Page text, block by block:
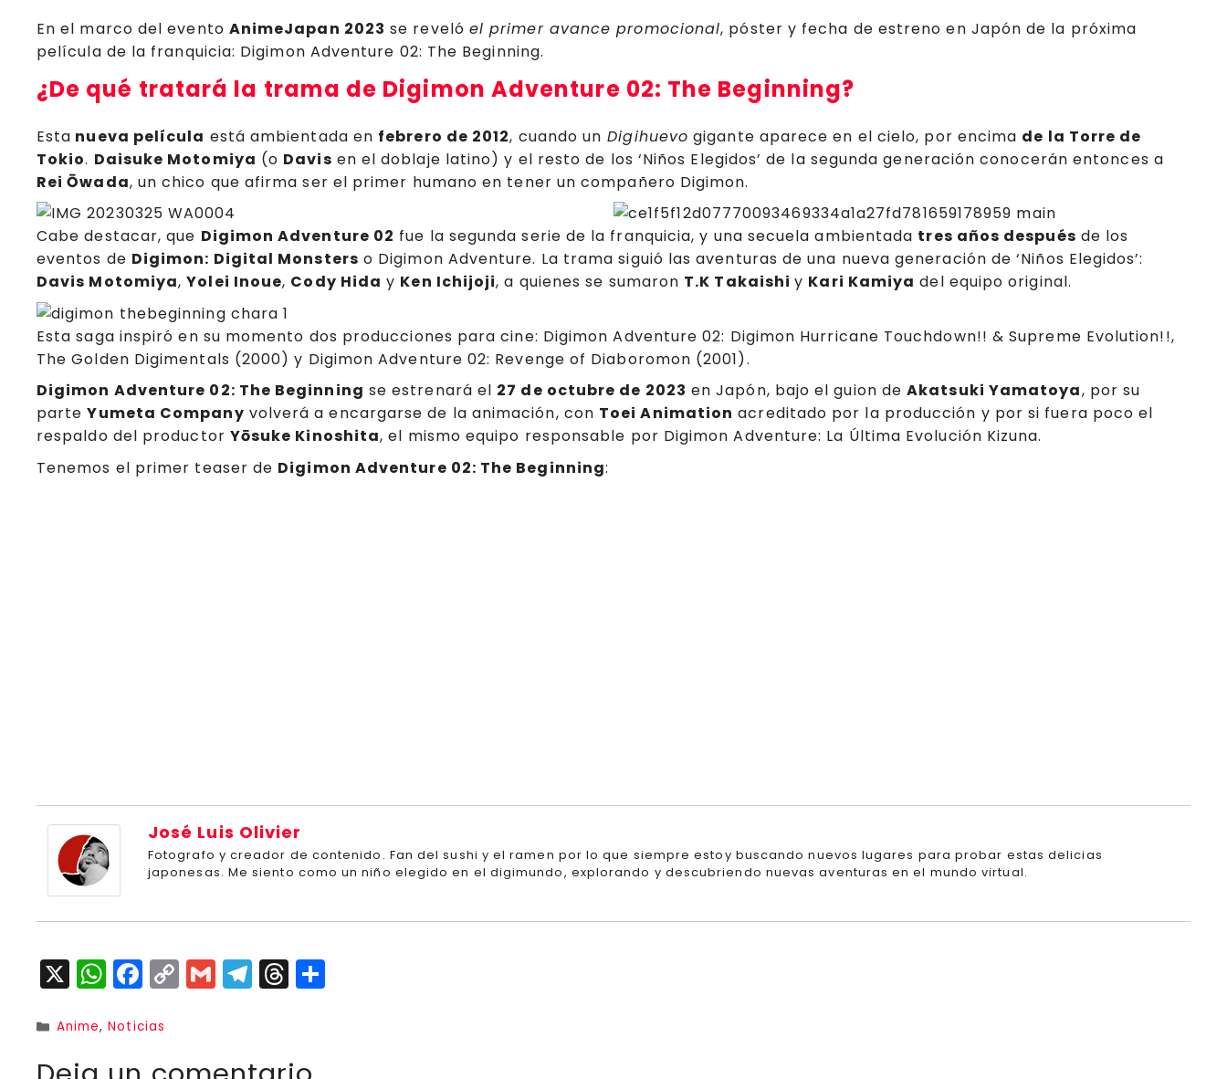
En el marco del evento AnimeJapan 2023 se reveló el primer avance promocional, póster y fecha de estreno en Japón de la próxima
película de la franquicia: Digimon Adventure 02: The Beginning.
¿De qué tratará la trama de Digimon Adventure 02: The Beginning?
Esta nueva película está ambientada en febrero de 2012, cuando un Digihuevo gigante aparece en el cielo, por encima de la Torre de
Tokio. Daisuke Motomiya (o Davis en el doblaje latino) y el resto de los ‘Niños Elegidos’ de la segunda generación conocerán entonces a
Rei Ōwada, un chico que afirma ser el primer humano en tener un compañero Digimon.
Cabe destacar, que Digimon Adventure 02 fue la segunda serie de la franquicia, y una secuela ambientada tres años después de los
eventos de Digimon: Digital Monsters o Digimon Adventure. La trama siguió las aventuras de una nueva generación de ‘Niños Elegidos’:
Davis Motomiya,Yolei Inoue, Cody Hida y Ken Ichijoji, a quienes se sumaron T.K Takaishiy Kari Kamiya del equipo original.
Esta saga inspiró en su momento dos producciones para cine: Digimon Adventure 02: Digimon Hurricane Touchdown!! & Supreme Evolution!!,
The Golden Digimentals (2000) y Digimon Adventure 02: Revenge of Diaboromon (2001).
Digimon Adventure 02: The Beginning se estrenará el 27 de octubre de 2023 en Japón, bajo el guion deAkatsuki Yamatoya, por su
parteYumeta Company volverá a encargarse de la animación, con Toei Animation acreditado por la producción y por si fuera poco el
respaldo del productor Yōsuke Kinoshita, el mismo equipo responsable por Digimon Adventure: La Última Evolución Kizuna.
Tenemos el primer teaser de Digimon Adventure 02: The Beginning:
José Luis Olivier
Fotografo y creador de contenido. Fan del sushi y el ramen por lo que siempre estoy buscando nuevos lugares para probar estas delicias
japonesas. Me siento como un niño elegido en el digimundo, explorando y descubriendo nuevas aventuras en el mundo virtual.
X W
h
a
ts
F
a
c
e
C
o
y
G
m
l
T
el
g
T
h
e
Categorías
Anime,Noticias